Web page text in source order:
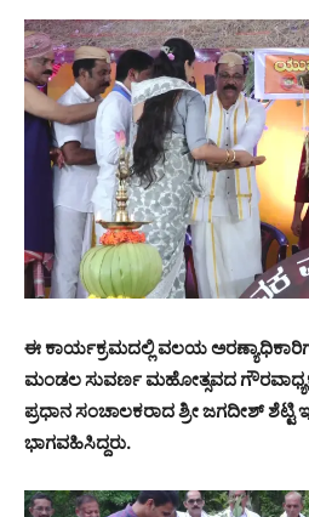
ಈ ಕಾರ್ಯಕ್ರಮದಲ್ಲಿ ವಲಯ
ಮಂಡಲ ಸುವರ್ಣ ಮಹೋತ್ಸವದ
ಪ್ರಧಾನ ಸಂಚಾಲಕರಾದ ಶ್ರೀ ಜಗದೀಶ್ ಶೆಟ್ಟಿ
ಭಾಗವಹಿಸಿದ್ದರು.